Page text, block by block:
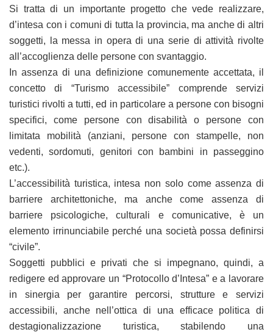
Si tratta di un importante progetto che vede realizzare,
d’intesa con i comuni di tutta la provincia, ma anche di altri
soggetti, la messa in opera di una serie di attività rivolte
all’accoglienza delle persone con svantaggio.
In assenza di una definizione comunemente accettata, il
concetto di “Turismo accessibile” comprende servizi
turistici rivolti a tutti, ed in particolare a persone con bisogni
specifici, come persone con disabilità o persone con
limitata mobilità (anziani, persone con stampelle, non
vedenti, sordomuti, genitori con bambini in passeggino
etc.).
L’accessibilità turistica, intesa non solo come assenza di
barriere architettoniche, ma anche come assenza di
barriere psicologiche, culturali e comunicative, è un
elemento irrinunciabile perché una società possa definirsi
“civile”.
Soggetti pubblici e privati che si impegnano, quindi, a
redigere ed approvare un “Protocollo d’Intesa” e a lavorare
in sinergia per garantire percorsi, strutture e servizi
accessibili, anche nell’ottica di una efficace politica di
destagionalizzazione turistica, stabilendo una